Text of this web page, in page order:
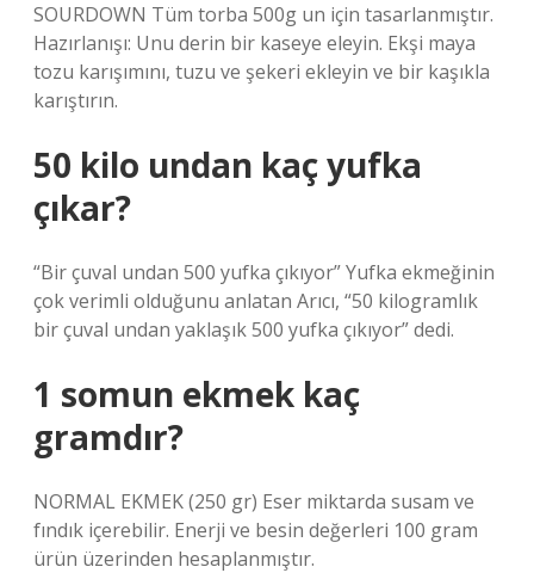
SOURDOWN Tüm torba 500g un için tasarlanmıştır.
Hazırlanışı: Unu derin bir kaseye eleyin. Ekşi maya
tozu karışımını, tuzu ve şekeri ekleyin ve bir kaşıkla
karıştırın.
50 kilo undan kaç yufka
çıkar?
“Bir çuval undan 500 yufka çıkıyor” Yufka ekmeğinin
çok verimli olduğunu anlatan Arıcı, “50 kilogramlık
bir çuval undan yaklaşık 500 yufka çıkıyor” dedi.
1 somun ekmek kaç
gramdır?
NORMAL EKMEK (250 gr) Eser miktarda susam ve
fındık içerebilir. Enerji ve besin değerleri 100 gram
ürün üzerinden hesaplanmıştır.